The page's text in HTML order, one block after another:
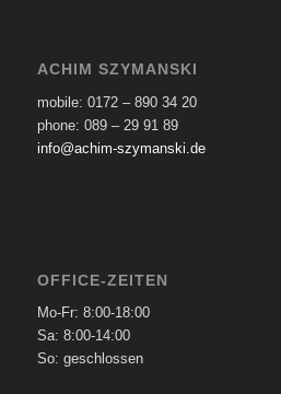
ACHIM SZYMANSKI
mobile: 0172 – 890 34 20
phone: 089 – 29 91 89
info@achim-szymanski.de
OFFICE-ZEITEN
Mo-Fr: 8:00-18:00
Sa: 8:00-14:00
So: geschlossen